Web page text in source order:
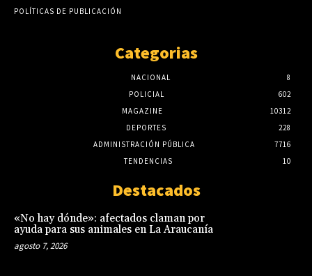
POLÍTICAS DE PUBLICACIÓN
Categorias
NACIONAL
8
POLICIAL
602
MAGAZINE
10312
DEPORTES
228
ADMINISTRACIÓN PÚBLICA
7716
TENDENCIAS
10
Destacados
«No hay dónde»: afectados claman por
ayuda para sus animales en La Araucanía
agosto 7, 2026